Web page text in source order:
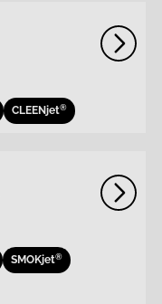
CLEENjet®
SMOKjet®